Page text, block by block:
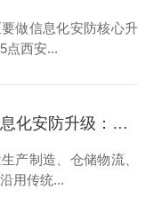
做信息化安防核心升
点西安...
西安厂区信息化安防升级：告别人工守防，用数字化筑牢厂区安全屏障
产制造、仓储物流、
用传统...